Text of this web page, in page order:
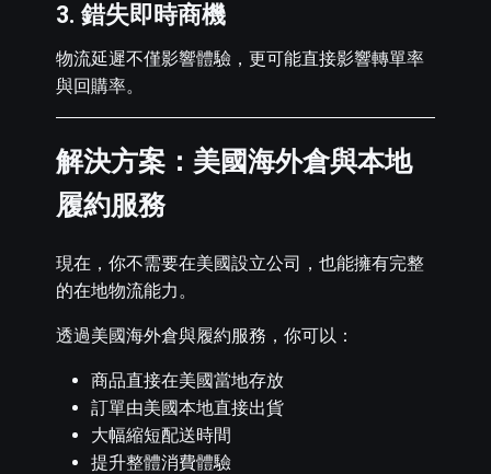
3. 錯失即時商機
物流延遲不僅影響體驗，更可能直接影響轉單率
與回購率。
解決方案：美國海外倉與本地
履約服務
現在，你不需要在美國設立公司，也能擁有完整
的在地物流能力。
透過美國海外倉與履約服務，你可以：
商品直接在美國當地存放
訂單由美國本地直接出貨
大幅縮短配送時間
提升整體消費體驗